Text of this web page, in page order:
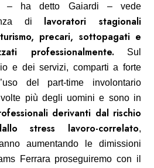
– ha detto Gaiardi – vede
di lavoratori stagionali
precari, sottopagati e
professionalmente. Sul
e dei servizi, comparti a forte
del part-time involontario
più degli uomini e sono in
derivanti dal rischio
stress lavoro-correlato,
aumentando le dimissioni
Ferrara proseguiremo con il